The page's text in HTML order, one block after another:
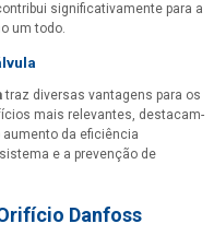
significativamente para a
um todo.
traz diversas vantagens para os
mais relevantes, destacam-
da eficiência
e a prevenção de
Danfoss